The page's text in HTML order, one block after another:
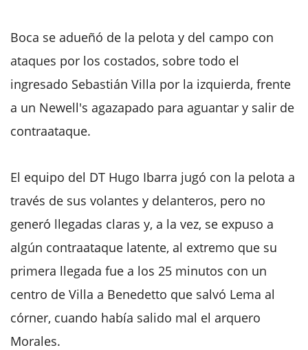
Boca se adueñó de la pelota y del campo con
ataques por los costados, sobre todo el
ingresado Sebastián Villa por la izquierda, frente
a un Newell's agazapado para aguantar y salir de
contraataque.
El equipo del DT Hugo Ibarra jugó con la pelota a
través de sus volantes y delanteros, pero no
generó llegadas claras y, a la vez, se expuso a
algún contraataque latente, al extremo que su
primera llegada fue a los 25 minutos con un
centro de Villa a Benedetto que salvó Lema al
córner, cuando había salido mal el arquero
Morales.